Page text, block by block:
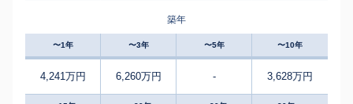
築年
〜1年 〜3年 〜5年 〜10年
4,241万円 6,260万円 - 3,628万円